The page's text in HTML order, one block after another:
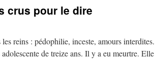
crus pour le dire
reins : pédophilie, inceste, amours interdites.
de treize ans. Il y a eu meurtre. Elle